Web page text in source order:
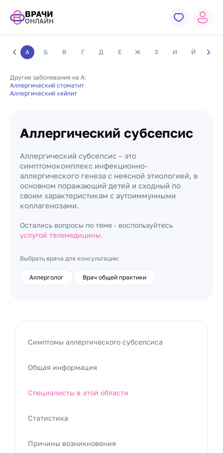
ВРАЧИ
ОНЛАЙН
А Б В Г Д Е Ж З И Й К
Другие заболевания на А:
Аллергический стоматит
Аллергический хейлит
Аллергический субсепсис
Аллергический субсепсис – это
симптомокомплекс инфекционно-
аллергического генеза с неясной этиологией, в
основном поражающий детей и сходный по
своим характеристикам с аутоиммунными
коллагенозами.
Остались вопросы по теме - воспользуйтесь
услугой телемедицины.
Выбрать врача для консультации:
Аллерголог Врач общей практики
Симптомы аллергического субсепсиса
Общая информация
Специалисты в этой области
Статистика
Причины возникновения